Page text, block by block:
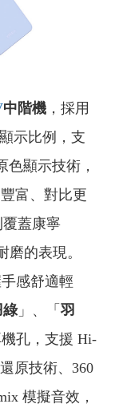
中階機 ，採用
示比例，支
色顯示技術，
富、對比更
蓋康寧
磨的表現。
感舒適輕
綠」、「 羽
機孔，支援 Hi-
原技術、360
模擬音效，